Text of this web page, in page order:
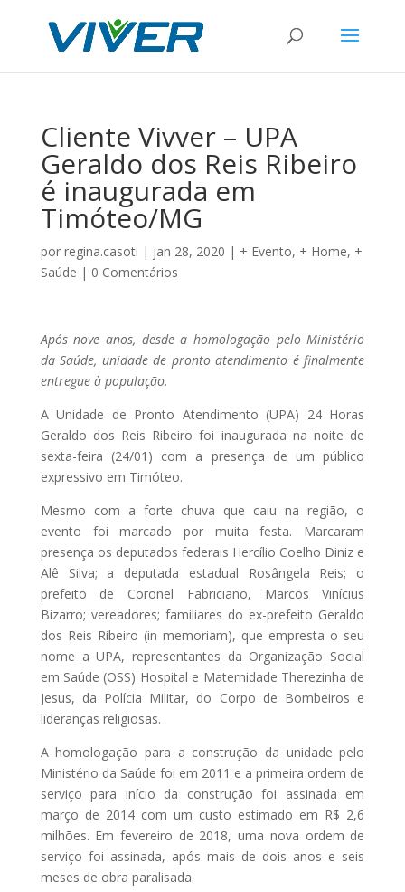
Cliente Vivver – UPA
Geraldo dos Reis Ribeiro
é inaugurada em
Timóteo/MG
por regina.casoti | jan 28, 2020 | + Evento, + Home, +
Saúde | 0 Comentários
Após nove anos, desde a homologação pelo Ministério
da Saúde, unidade de pronto atendimento é finalmente
entregue à população.
A Unidade de Pronto Atendimento (UPA) 24 Horas
Geraldo dos Reis Ribeiro foi inaugurada na noite de
sexta-feira (24/01) com a presença de um público
expressivo em Timóteo.
Mesmo com a forte chuva que caiu na região, o
evento foi marcado por muita festa. Marcaram
presença os deputados federais Hercílio Coelho Diniz e
Alê Silva; a deputada estadual Rosângela Reis; o
prefeito de Coronel Fabriciano, Marcos Vinícius
Bizarro; vereadores; familiares do ex-prefeito Geraldo
dos Reis Ribeiro (in memoriam), que empresta o seu
nome a UPA, representantes da Organização Social
em Saúde (OSS) Hospital e Maternidade Therezinha de
Jesus, da Polícia Militar, do Corpo de Bombeiros e
lideranças religiosas.
A homologação para a construção da unidade pelo
Ministério da Saúde foi em 2011 e a primeira ordem de
serviço para início da construção foi assinada em
março de 2014 com um custo estimado em R$ 2,6
milhões. Em fevereiro de 2018, uma nova ordem de
serviço foi assinada, após mais de dois anos e seis
meses de obra paralisada.